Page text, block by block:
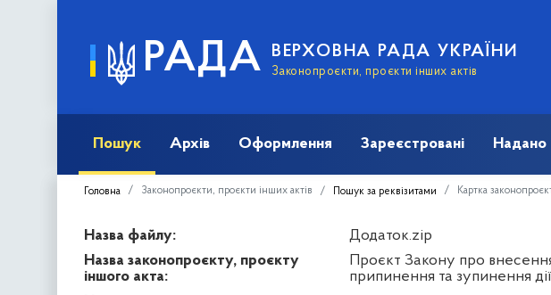
РАДА ВЕРХОВНА РАДА УКРАЇНИ
Законопроєкти, проєкти інших актів
Пошук Архів Оформлення Зареєстровані Надано
Головна Законопроєкти, проєкти інших актів Пошук за реквізитами Картка
Назва файлу:
Додаток.zip
Назва законопроєкту, проєкту
іншого акта:
Проєкт Закону про
припинення та зупинення